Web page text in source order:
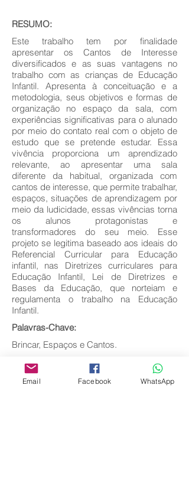
RESUMO:
Este trabalho tem por finalidade
apresentar os Cantos de Interesse
diversificados e as suas vantagens no
trabalho com as crianças de Educação
Infantil. Apresenta à conceituação e a
metodologia, seus objetivos e formas de
organização no espaço da sala, com
experiências significativas para o alunado
por meio do contato real com o objeto de
estudo que se pretende estudar. Essa
vivência proporciona um aprendizado
relevante, ao apresentar uma sala
diferente da habitual, organizada com
cantos de interesse, que permite trabalhar,
espaços, situações de aprendizagem por
meio da ludicidade, essas vivências torna
os alunos protagonistas e
transformadores do seu meio. Esse
projeto se legitima baseado aos ideais do
Referencial Curricular para Educação
infantil, nas Diretrizes curriculares para
Educação Infantil, Lei de Diretrizes e
Bases da Educação, que norteiam e
regulamenta o trabalho na Educação
Infantil.
Palavras-Chave:
Brincar, Espaços e Cantos.
Baixar texto completo
Email Facebook WhatsApp